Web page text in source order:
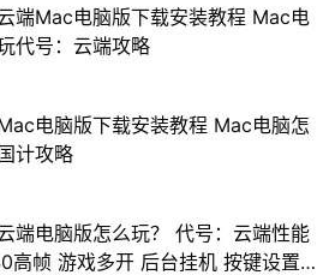
端Mac电脑版下载安装教程 Mac电
代号：云端攻略
电脑版下载安装教程 Mac电脑怎
计攻略
端电脑版怎么玩？ 代号：云端性能
高帧 游戏多开 后台挂机 按键设置